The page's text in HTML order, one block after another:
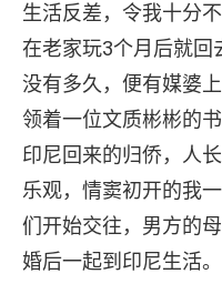
生活反差，令我十分
在老家玩3个月后就回
没有多久，便有媒婆
领着一位文质彬彬的
印尼回来的归侨，人
乐观，情窦初开的我
们开始交往，男方的
婚后一起到印尼生活